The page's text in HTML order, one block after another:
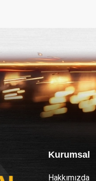
Kurumsal
Hakkımızda